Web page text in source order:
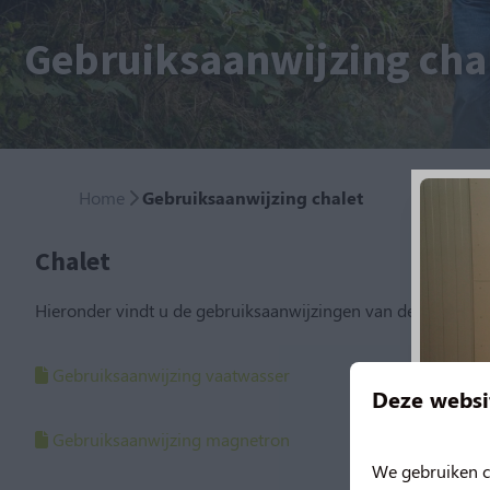
Gebruiksaanwijzing
Home Gebruiksaanwijzing chalet
Chalet
Hieronder vindt u de gebruiksaanwijzingen van de chalet.
Gebruiksaanwijzing vaatwasser
Gebruiksaanwijzing magnetron
Deze
We gebruiken